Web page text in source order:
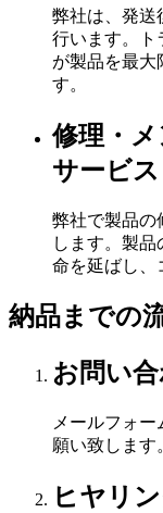
弊社は、発送
行います。ト
が製品を最大
す。
修理・
サービス
弊社で製品の
します。製
命を延ばし、
納品までの
お問い
メールフォ
願い致します
ヒヤリ